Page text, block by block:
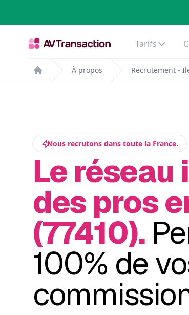
Tarifs
Home
À propos Recrutement -
Nous recrutons dans toute la France.
Le
des pros
(77410).
100% de